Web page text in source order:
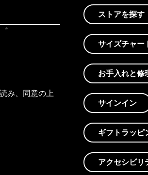
み、同意の上
ストアを探す
サイズチャー
お手入れと修
サインイン
ギフトラッピ
アクセシビリ